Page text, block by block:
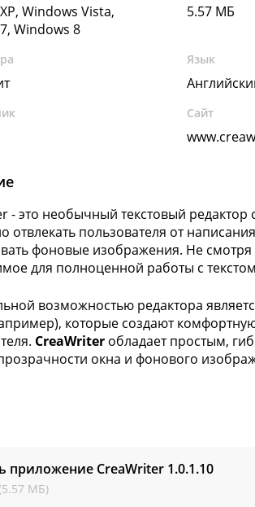
Windows Vista,
Windows 8
5.57 МБ
Язык
Сайт
- это необычный текстовый
отвлекать пользователя от
фоновые изображения. Не смотря
для полноценной работы с
возможностью редактора
которые создают
CreaWriter обладает простым,
окна и фонового
приложение CreaWriter 1.0.1.10
МБ)